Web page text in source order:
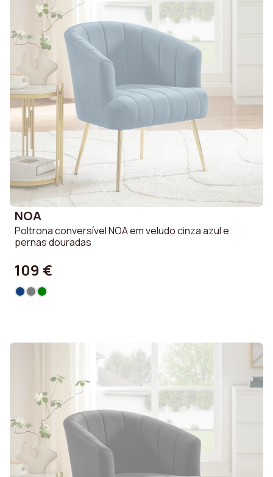
NOA
Poltrona conversível NOA em veludo cinza azul e
pernas douradas
109 €